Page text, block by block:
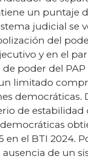
un puntaje
judicial se
del
y en el
poder del PAP
limitado
democráticas.
de estabilidad
en el BTI 2024.
ausencia de un